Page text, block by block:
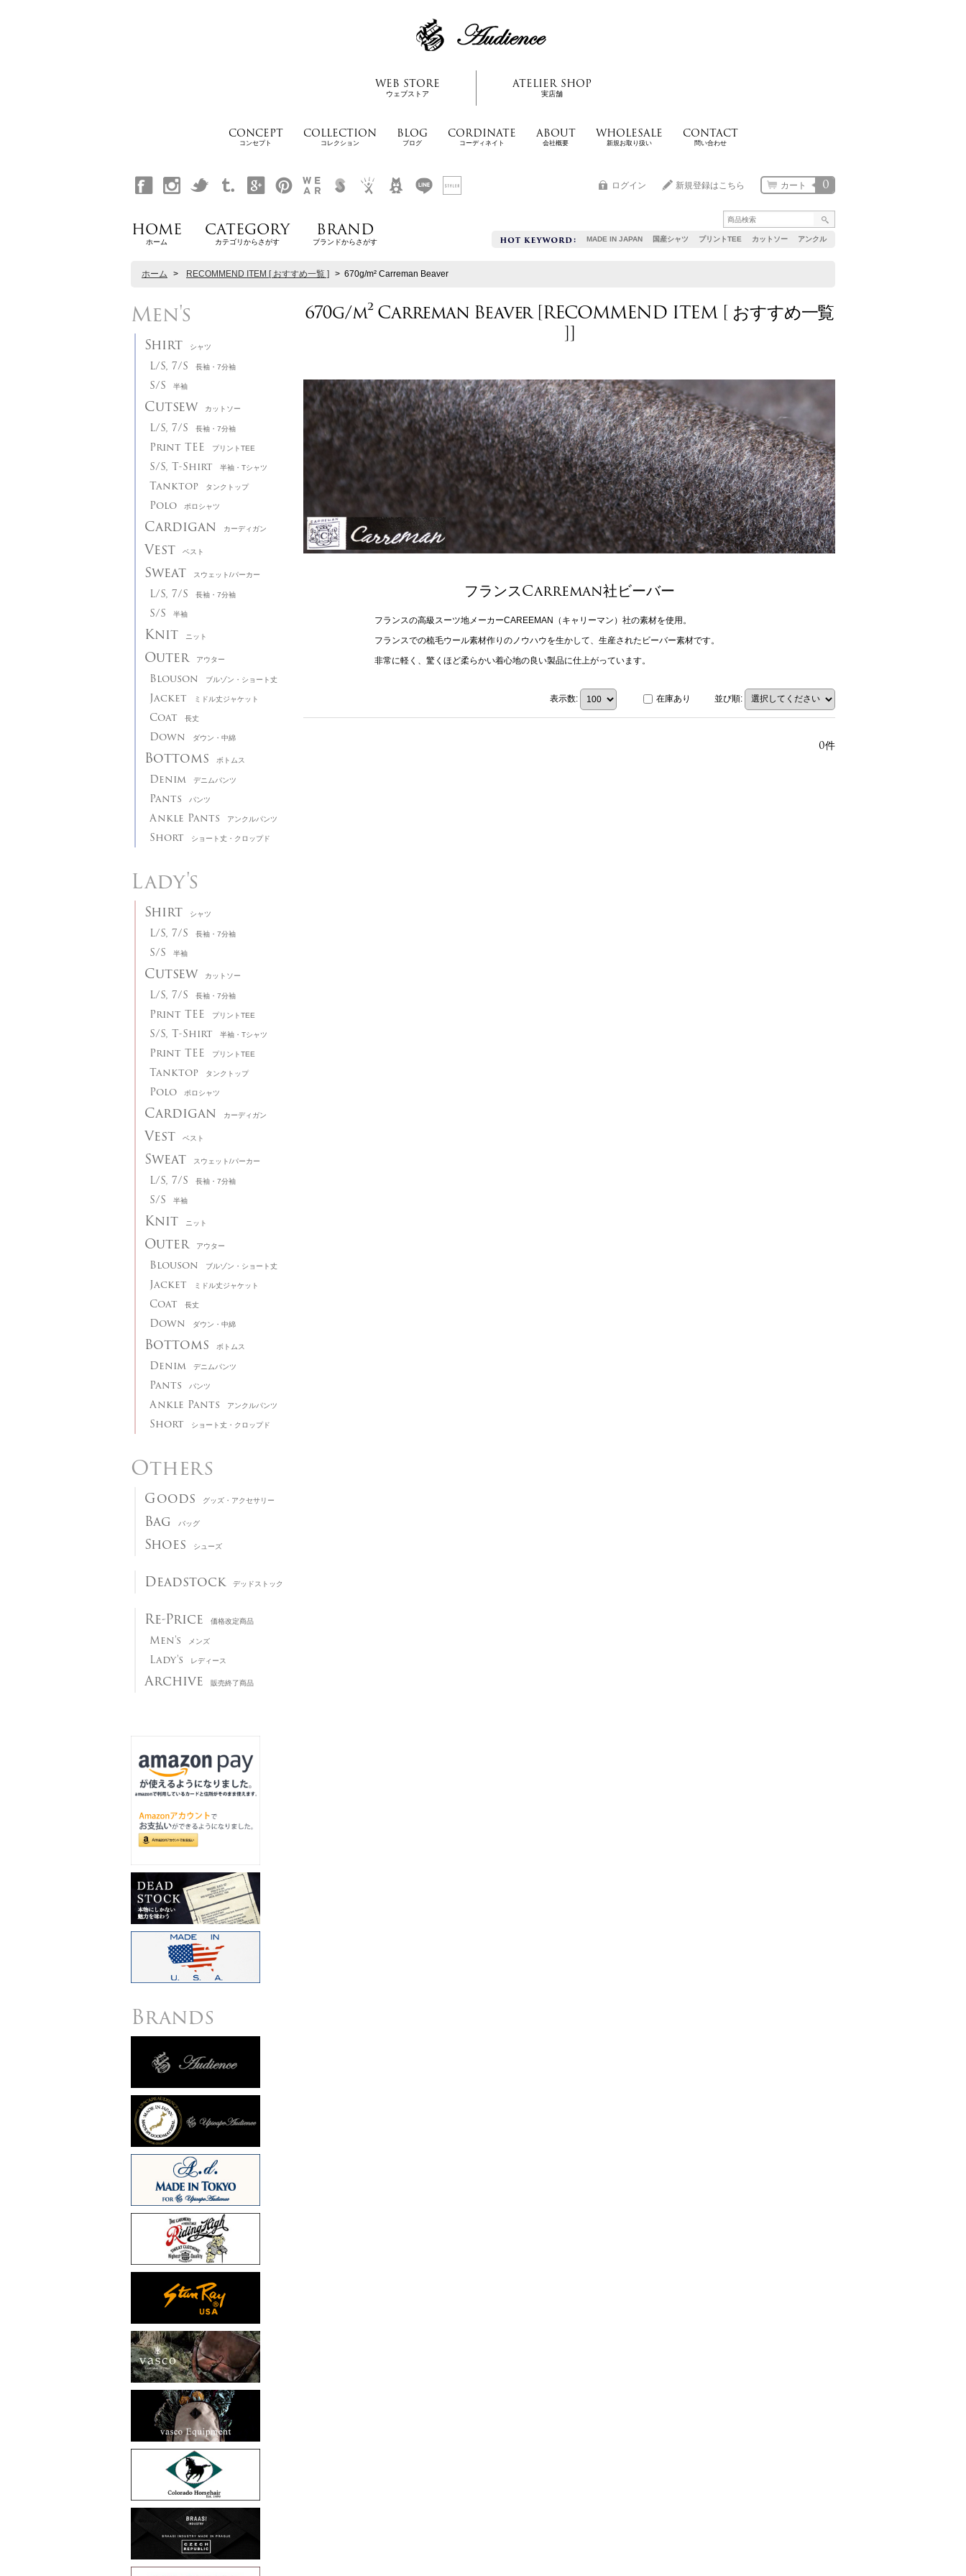
WEB STORE
ウェブストア
ATELIER SHOP
実店舗
CONCEPT
コンセプト
COLLECTION
コレクション
BLOG
ブログ
CORDINATE
コーディネイト
ABOUT
会社概要
WHOLESALE
新規お取り扱い
CONTACT
問い合わせ
MADE IN JAPAN 国産シャツ プリントTEE カットソー アンクル
0
カート
ログイン 新規登録はこちら
HOME
ホーム
CATEGORY
カテゴリからさがす
BRAND
ブランドからさがす
ホーム > RECOMMEND ITEM [ おすすめ一覧 ] > 670g/m² Carreman Beaver
Men's
Shirt シャツ
L/S, 7/S 長袖・7分袖
S/S 半袖
Cutsew カットソー
L/S, 7/S 長袖・7分袖
Print TEE プリントTEE
S/S, T-Shirt 半袖・Tシャツ
Tanktop タンクトップ
Polo ポロシャツ
Cardigan カーディガン
Vest ベスト
Sweat スウェット/パーカー
L/S, 7/S 長袖・7分袖
S/S 半袖
Knit ニット
Outer アウター
Blouson ブルゾン・ショート丈
Jacket ミドル丈ジャケット
Coat 長丈
Down ダウン・中綿
Bottoms ボトムス
Denim デニムパンツ
Pants パンツ
Ankle Pants アンクルパンツ
Short ショート丈・クロップド
Lady's
Shirt シャツ
L/S, 7/S 長袖・7分袖
S/S 半袖
Cutsew カットソー
L/S, 7/S 長袖・7分袖
Print TEE プリントTEE
S/S, T-Shirt 半袖・Tシャツ
Print TEE プリントTEE
Tanktop タンクトップ
Polo ポロシャツ
Cardigan カーディガン
Vest ベスト
Sweat スウェット/パーカー
L/S, 7/S 長袖・7分袖
S/S 半袖
Knit ニット
Outer アウター
Blouson ブルゾン・ショート丈
Jacket ミドル丈ジャケット
Coat 長丈
Down ダウン・中綿
Bottoms ボトムス
Denim デニムパンツ
Pants パンツ
Ankle Pants アンクルパンツ
Short ショート丈・クロップド
Others
Goods グッズ・アクセサリー
Bag バッグ
Shoes シューズ
Deadstock デッドストック
Re-Price 価格改定商品
Men's メンズ
Lady's レディース
Archive 販売終了商品
Brands
670g/m² Carreman Beaver[RECOMMEND ITEM [ おすすめ一覧
]]
フランスCarreman社ビーバー
フランスの高級スーツ地メーカーCAREEMAN（キャリーマン）社の素材を使用。
フランスでの梳毛ウール素材作りのノウハウを生かして、生産されたビーバー素材です。
非常に軽く、驚くほど柔らかい着心地の良い製品に仕上がっています。
表示数: 在庫あり 並び順:
0件